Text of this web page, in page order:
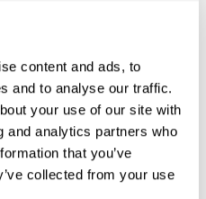
content and ads, to
and to analyse our traffic.
your use of our site with
and analytics partners who
that you’ve
collected from your use
7493
10858
7493
10858